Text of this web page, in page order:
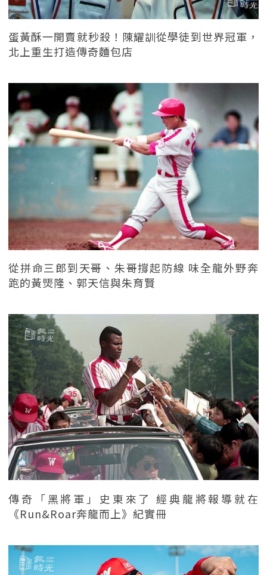
蛋黃酥一開賣就秒殺！陳耀訓從學徒到世界冠軍，
北上重生打造傳奇麵包店
從拼命三郎到天哥、朱哥撐起防線 味全龍外野奔
跑的黃煚隆、郭天信與朱育賢
傳奇「黑將軍」史東來了 經典龍將報導就在
《Run&Roar奔龍而上》紀實冊